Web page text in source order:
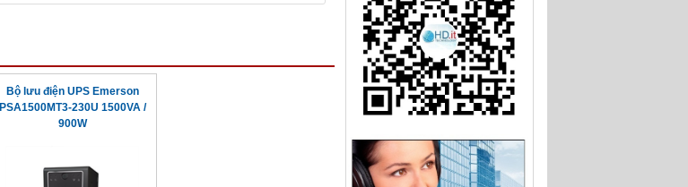
Bộ lưu điện UPS Emerson
PSA1500MT3-230U 1500VA /
900W